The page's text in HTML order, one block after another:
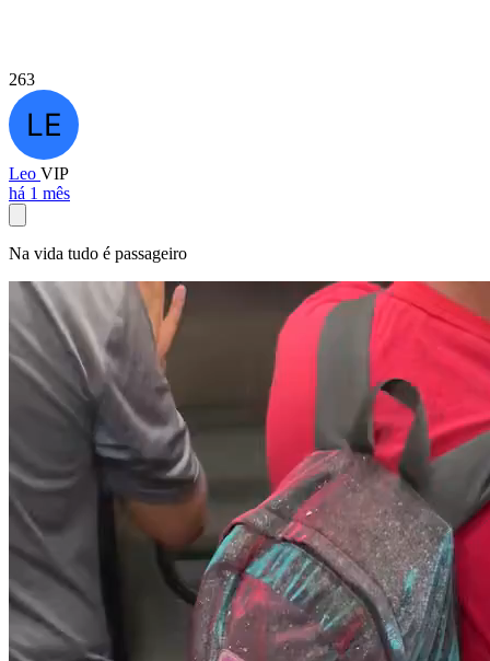
263
Leo VIP
há 1 mês
Na vida tudo é passageiro